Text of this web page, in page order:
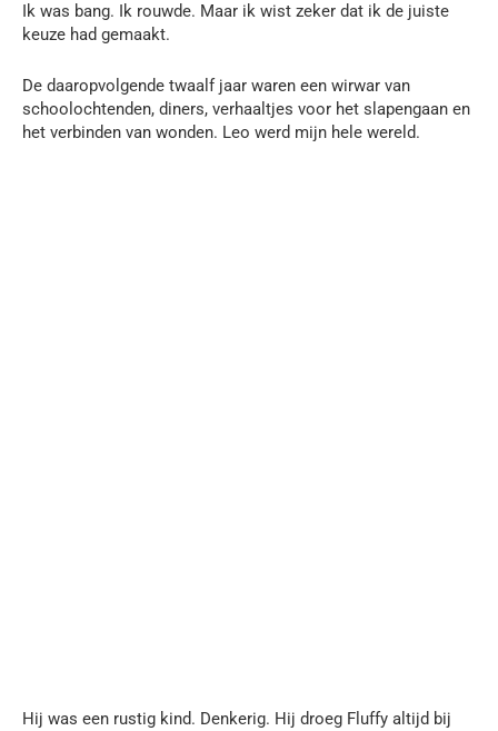
Ik was bang. Ik rouwde. Maar ik wist zeker dat ik de juiste
keuze had gemaakt.
De daaropvolgende twaalf jaar waren een wirwar van
schoolochtenden, diners, verhaaltjes voor het slapengaan en
het verbinden van wonden. Leo werd mijn hele wereld.
Hij was een rustig kind. Denkerig. Hij droeg Fluffy altijd bij